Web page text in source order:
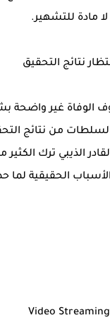
لا مادة للتشهير.
نتائج التحقيق
الوفاة غير واضحة
من نتائج
الذيبي ترك الكثير
الحقيقية لما
Video Streaming